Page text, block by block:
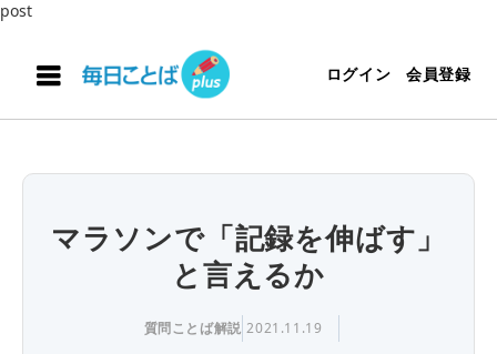
post
ログイン 会員登録
マラソンで「記録を伸ばす」
と言えるか
質問ことば解説 2021.11.19